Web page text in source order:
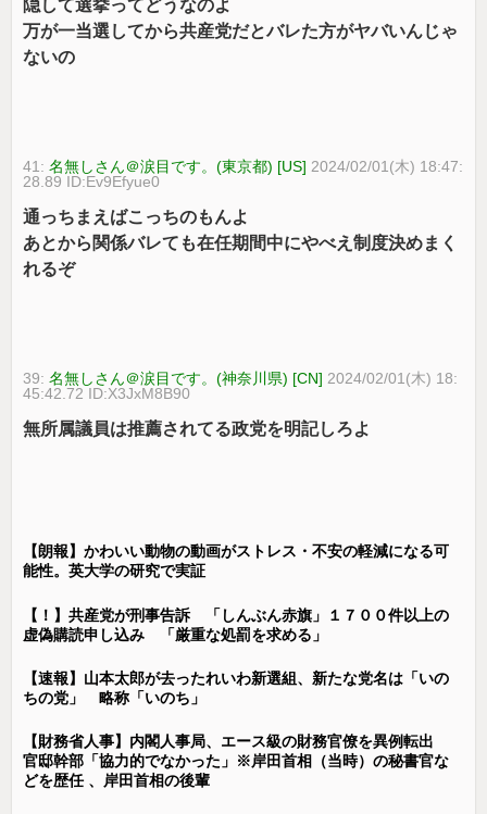
隠して選挙ってどうなのよ
万が一当選してから共産党だとバレた方がヤバいんじゃ
ないの
41:名無しさん＠涙目です。(東京都) [US] 2024/02/01(木) 18:47:
28.89 ID:Ev9Efyue0
通っちまえばこっちのもんよ
あとから関係バレても在任期間中にやべえ制度決めまく
れるぞ
39:名無しさん＠涙目です。(神奈川県) [CN] 2024/02/01(木) 18:
45:42.72 ID:X3JxM8B90
無所属議員は推薦されてる政党を明記しろよ
【朗報】かわいい動物の動画がストレス・不安の軽減になる可
能性。英大学の研究で実証
【！】共産党が刑事告訴 「しんぶん赤旗」１７００件以上の
虚偽購読申し込み 「厳重な処罰を求める」
【速報】山本太郎が去ったれいわ新選組、新たな党名は「いの
ちの党」 略称「いのち」
【財務省人事】内閣人事局、エース級の財務官僚を異例転出
官邸幹部「協力的でなかった」※岸田首相（当時）の秘書官な
どを歴任 、岸田首相の後輩